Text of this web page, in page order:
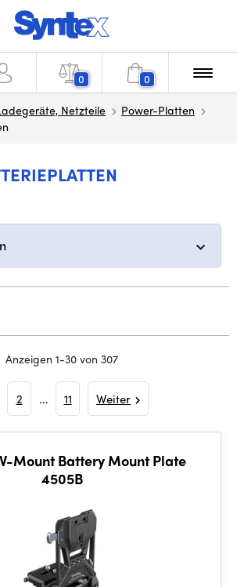
0 0
Netzteile
Power-Platten
Anzeigen 1-30 von 307
2 ... 11 Weiter
Mount Battery Mount Plate
4505B